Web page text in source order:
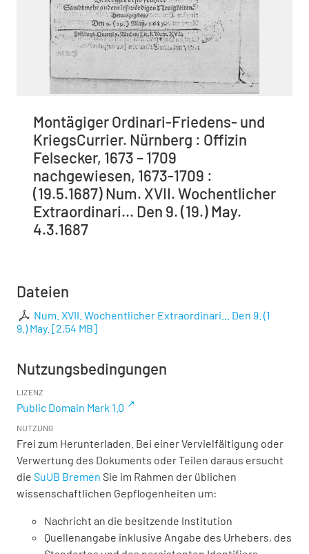
Montägiger Ordinari-Friedens- und
KriegsCurrier. Nürnberg : Offizin
Felsecker, 1673 – 1709
nachgewiesen, 1673-1709 :
(19.5.1687) Num. XVII. Wochentlicher
Extraordinari... Den 9. (19.) May.
4.3.1687
Dateien
Num. XVII. Wochentlicher Extraordinari... Den 9. (1
9.) May. [2,54 MB]
Nutzungsbedingungen
LIZENZ
Public Domain Mark 1.0
NUTZUNG
Frei zum Herunterladen. Bei einer Vervielfältigung oder
Verwertung des Dokuments oder Teilen daraus ersucht
die SuUB Bremen Sie im Rahmen der üblichen
wissenschaftlichen Gepflogenheiten um:
Nachricht an die besitzende Institution
Quellenangabe inklusive Angabe des Urhebers, des